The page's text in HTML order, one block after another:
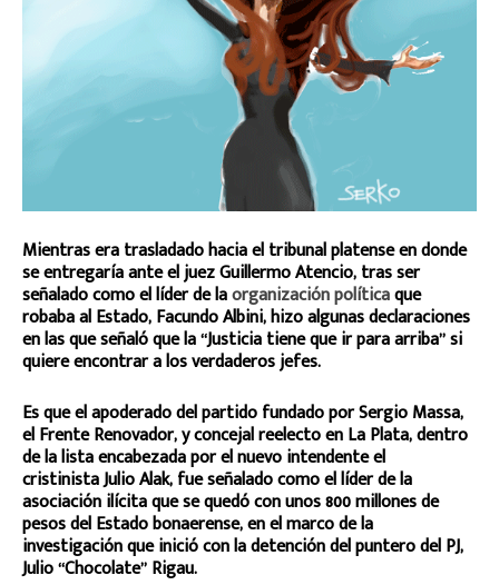
Mientras era trasladado hacia el tribunal platense en donde
se entregaría ante el juez Guillermo Atencio, tras ser
señalado como el líder de laorganización políticaque
robaba al Estado, Facundo Albini, hizo algunas declaraciones
en las que señaló que la “Justicia tiene que ir para arriba” si
quiere encontrar a los verdaderos jefes.
Es que el apoderado del partido fundado por Sergio Massa,
el Frente Renovador, y concejal reelecto en La Plata, dentro
de la lista encabezada por el nuevo intendente el
cristinista Julio Alak, fue señalado como el líder de la
asociación ilícita que se quedó con unos 800 millones de
pesos del Estado bonaerense, en el marco de la
investigación que inició con la detención del puntero del PJ,
Julio “Chocolate” Rigau.